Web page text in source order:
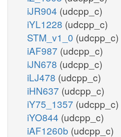
iJR904 (udcpp_c)
iYL1228 (udcpp_c)
STM_v1_0 (udcpp_c)
iAF987 (udcpp_c)
iJN678 (udcpp_c)
iLJ478 (udcpp_c)
iHN637 (udcpp_c)
iY75_1357 (udcpp_c)
iYO844 (udcpp_c)
iAF1260b (udcpp_c)